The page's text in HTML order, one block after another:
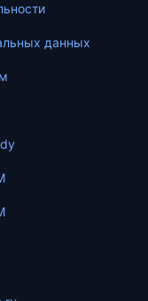
данных